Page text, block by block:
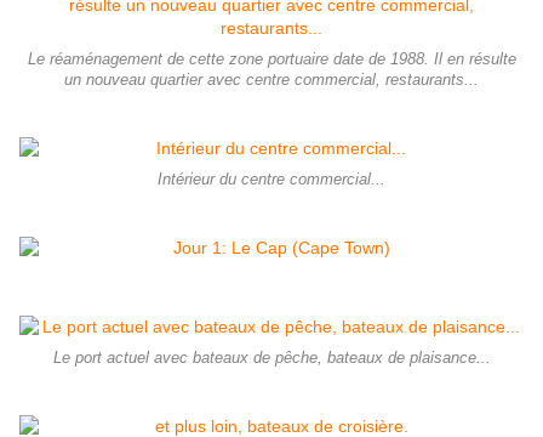
Le réaménagement de cette zone portuaire date de 1988. Il en résulte
un nouveau quartier avec centre commercial, restaurants...
Intérieur du centre commercial...
Le port actuel avec bateaux de pêche, bateaux de plaisance...